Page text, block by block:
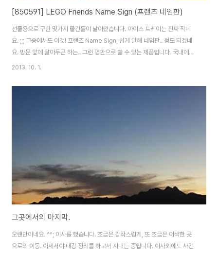
[850591] LEGO Friends Name Sign (프랜즈 네임판)
선물용으로 구한 몇가지 물건들이 날아왔습니다. 아이스 트레이는 진짜 작네
요. ;;; 그중에서도 이것! 프랜즈 Name Sign, 쉽게 말해 네임판.. 정도 되겠네
요. 방문 앞에 달아두곤 하는.. 그런 명판으로 쓸 수 있는 제품입니다. 국내에서
는 아직 이 제품에 대한 정보를 본 적이 없어요. ^^; (찾아보니 공홈에서 판매중
긴다더군요. 선물용으로 하나 구해봤습니다. ^^ 요렇게 꾸밀 수 있다고 하네요.
2013. 10. 1.
그곳에서의 마지막.
오랜만이네요. ^^; 이사를 했습니다. 조금은 갑작스럽게, 또 조금은 어색한 곳
으로의 이동. 이제서야 대강 정리를 하고서 지내는 중입니다. 이사외에도 사건